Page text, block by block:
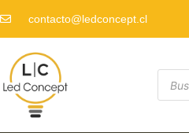
contacto@ledconcept.cl